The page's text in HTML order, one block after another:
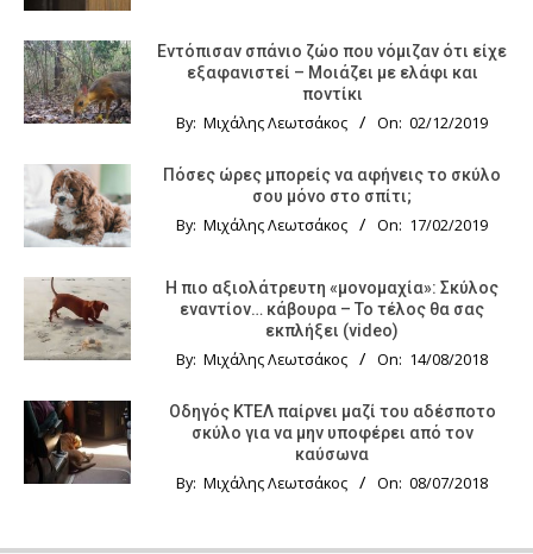
Εντόπισαν σπάνιο ζώο που νόμιζαν ότι είχε
εξαφανιστεί – Μοιάζει με ελάφι και
ποντίκι
By: Μιχάλης Λεωτσάκος On: 02/12/2019
Πόσες ώρες μπορείς να αφήνεις το σκύλο
σου μόνο στο σπίτι;
By: Μιχάλης Λεωτσάκος On: 17/02/2019
Η πιο αξιολάτρευτη «μονομαχία»: Σκύλος
εναντίον… κάβουρα – Το τέλος θα σας
εκπλήξει (video)
By: Μιχάλης Λεωτσάκος On: 14/08/2018
Οδηγός KTΕΛ παίρνει μαζί του αδέσποτο
σκύλο για να μην υποφέρει από τον
καύσωνα
By: Μιχάλης Λεωτσάκος On: 08/07/2018